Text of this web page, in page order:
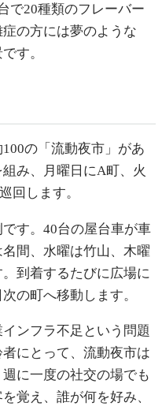
で20種類のフレーバー
の方には夢のような
す。
の「流動夜市」があ
み、月曜日にA町、火
回します。
す。40台の屋台車が車
間、水曜は竹山、木曜
到着するたびに広場に
の町へ移動します。
ンフラ不足という問題
にとって、流動夜市は
に一度の社交の場でも
覚え、誰が何を好み、